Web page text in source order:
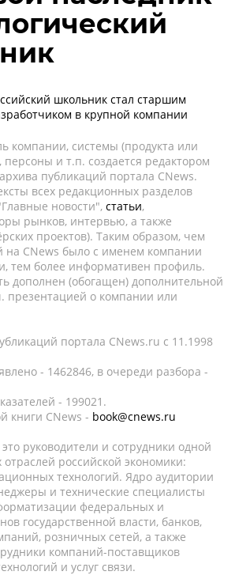
школьник стал старшим
в крупной компании
компании, системы (продукта или
персоны и т.п. создается редактором
публикаций портала CNews.
всех редакционных разделов
новости", статьи,
рынков, интервью, а также
проектов). Таким образом, чем
на CNews было с именем компании
тем более информативен профиль.
дополнен (обогащен) дополнительной
презентацией о компании или
портала CNews.ru c 11.1998
- 1462846, в очереди разбора -
- 199021.
книги CNews - book@cnews.ru
руководители и сотрудники одной
российской экономики:
технологий. Ядро аудитории
и технические специалисты
федеральных и
государственной власти, банков,
розничных сетей, а также
компаний-поставщиков
и услуг связи.